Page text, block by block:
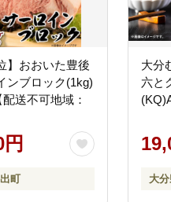
】おおいた豊後
ンブロック(1kg)
送不可地域：
町
大分
六と
大